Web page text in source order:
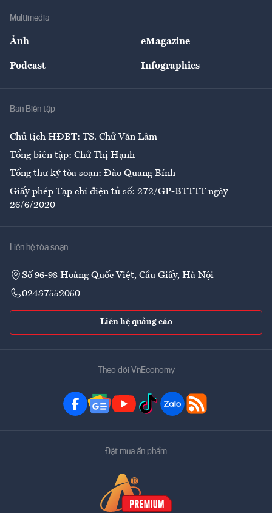
Giải trí
Multimedia
Ảnh eMagazine
Podcast Infographics
Ban Biên tập
Chủ tịch HĐBT: TS. Chử Văn Lâm
Tổng biên tập: Chử Thị Hạnh
Tổng thư ký tòa soạn: Đào Quang Bính
Giấy phép Tạp chí điện tử số: 272/GP-BTTTT ngày
26/6/2020
Liên hệ tòa soạn
Số 96-98 Hoàng Quốc Việt, Cầu Giấy, Hà Nội
02437552050
Liên hệ quảng cáo
Theo dõi VnEconomy
Đặt mua ấn phẩm